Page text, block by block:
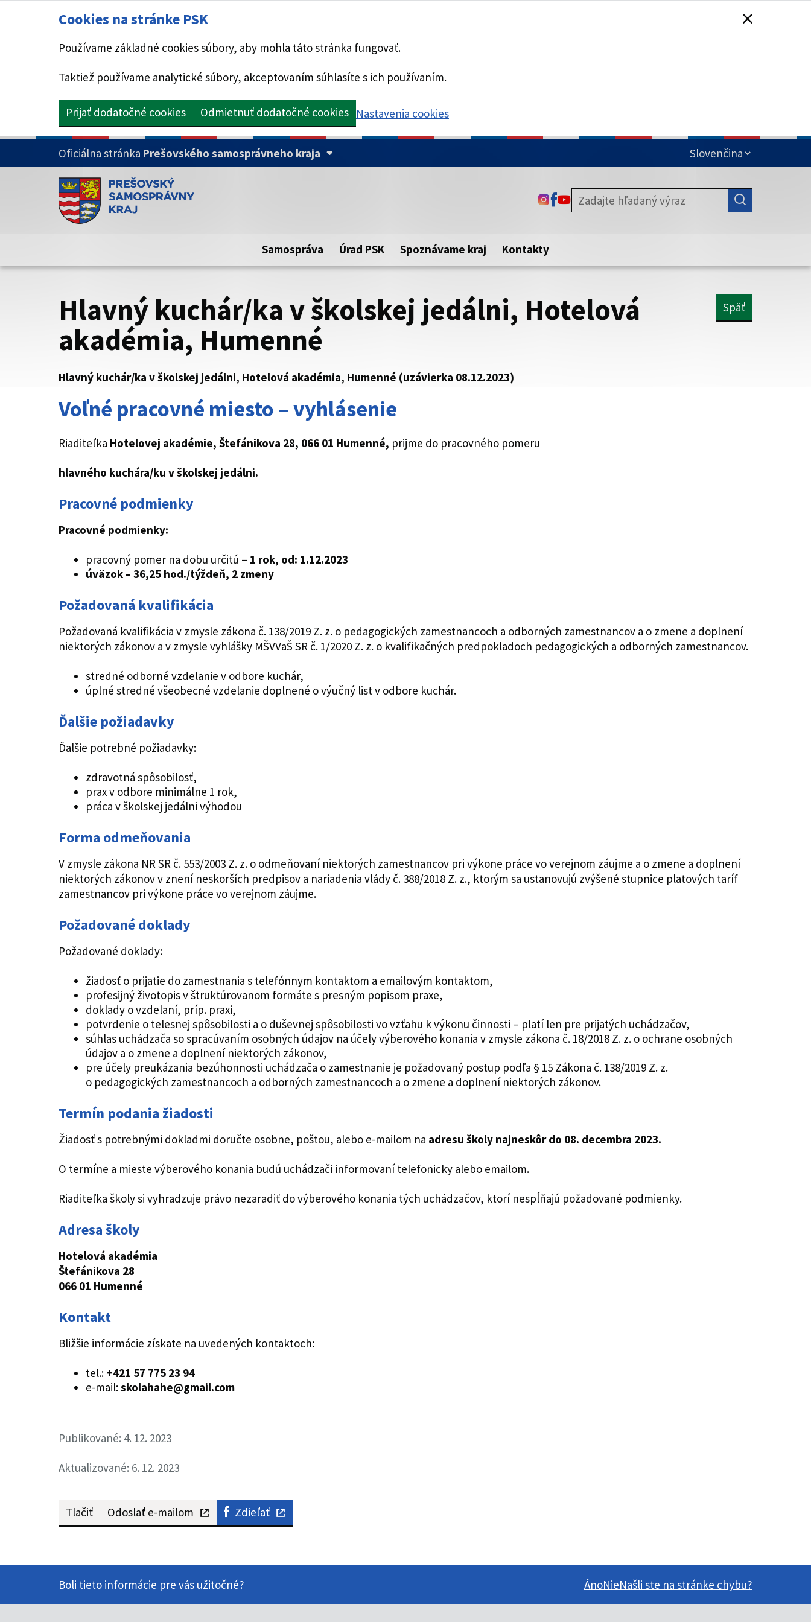
Cookies na stránke PSK
Používame základné cookies súbory, aby mohla táto stránka fungovať.
Taktiež používame analytické súbory, akceptovaním súhlasíte s ich používaním.
Prijať dodatočné cookies Odmietnuť dodatočné cookies Nastavenia cookies
PRESKOČIŤ NA HLAVNÝ OBSAH
Oficiálna stránka Prešovského samosprávneho kraja
Doména psk.sk je oficiálna
Toto je oficiálna webová stránka Prešovského samosprávneho kraja.
Táto stránka je zabezpečená
zabezpečenú webovú stránku. Zabezpečená stránka vždy začína
https:// pred názvom domény webového sídla.
ODKAZ SA OTVORÍ NA NOVEJ KARTE
ODKAZ SA OTVORÍ NA NOVEJ KARTE
ODKAZ SA OTVORÍ NA NOVEJ KARTE
Samospráva Úrad PSK Spoznávame kraj Kontakty
Hlavný kuchár/ka v školskej jedálni, Hotelová
akadémia, Humenné
Späť
Hlavný kuchár/ka v školskej jedálni, Hotelová akadémia, Humenné (uzávierka 08.12.2023)
Voľné pracovné miesto – vyhlásenie
Riaditeľka Hotelovej akadémie, Štefánikova 28, 066 01 Humenné, prijme do pracovného pomeru
hlavného kuchára/ku v školskej jedálni​​.
Pracovné podmienky
Pracovné podmienky:
pracovný pomer na dobu určitú – 1 rok, od: 1.12.2023
úväzok – 36,25 hod./týždeň, 2 zmeny
Požadovaná kvalifikácia
Požadovaná kvalifikácia v zmysle zákona č. 138/2019 Z. z. o pedagogických zamestnancoch a odborných zamestnancov a o zmene a doplnení
niektorých zákonov a v zmysle vyhlášky MŠVVaŠ SR č. 1/2020 Z. z. o kvalifikačných predpokladoch pedagogických a odborných zamestnancov.
stredné odborné vzdelanie v odbore kuchár,
úplné stredné všeobecné vzdelanie doplnené o výučný list v odbore kuchár.
Ďalšie požiadavky
Ďalšie potrebné požiadavky:
zdravotná spôsobilosť,
prax v odbore minimálne 1 rok,
práca v školskej jedálni výhodou
Forma odmeňovania
V zmysle zákona NR SR č. 553/2003 Z. z. o odmeňovaní niektorých zamestnancov pri výkone práce vo verejnom záujme a o zmene a doplnení
niektorých zákonov v znení neskorších predpisov a nariadenia vlády č. 388/2018 Z. z., ktorým sa ustanovujú zvýšené stupnice platových taríf
zamestnancov pri výkone práce vo verejnom záujme.
Požadované doklady
Požadované doklady:
žiadosť o prijatie do zamestnania s telefónnym kontaktom a emailovým kontaktom,
profesijný životopis v štruktúrovanom formáte s presným popisom praxe,
doklady o vzdelaní, príp. praxi,
potvrdenie o telesnej spôsobilosti a o duševnej spôsobilosti vo vzťahu k výkonu činnosti – platí len pre prijatých uchádzačov,
súhlas uchádzača so spracúvaním osobných údajov na účely výberového konania v zmysle zákona č. 18/2018 Z. z. o ochrane osobných
údajov a o zmene a doplnení niektorých zákonov,
pre účely preukázania bezúhonnosti uchádzača o zamestnanie je požadovaný postup podľa § 15 Zákona č. 138/2019 Z. z.
o pedagogických zamestnancoch a odborných zamestnancoch a o zmene a doplnení niektorých zákonov.
Termín podania žiadosti
Žiadosť s potrebnými dokladmi doručte osobne, poštou, alebo e-mailom na adresu školy najneskôr do 08. decembra 2023.
O termíne a mieste výberového konania budú uchádzači informovaní telefonicky alebo emailom.
Riaditeľka školy si vyhradzuje právo nezaradiť do výberového konania tých uchádzačov, ktorí nespĺňajú požadované podmienky.
Adresa školy
Hotelová akadémia
Štefánikova 28
066 01 Humenné
Kontakt
Bližšie informácie získate na uvedených kontaktoch:
tel.: +421 57 775 23 94
e-mail:skolahahe@gmail.com
Publikované: 4. 12. 2023
Aktualizované: 6. 12. 2023
Tlačiť Odoslať e-mailom Zdieľať
Boli tieto informácie pre vás užitočné? ÁnoNieNašli ste na stránke chybu?